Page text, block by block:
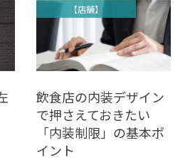
【店舗】
飲食店の内装デザイン
で押さえておきたい
「内装制限」の基本ポ
イント